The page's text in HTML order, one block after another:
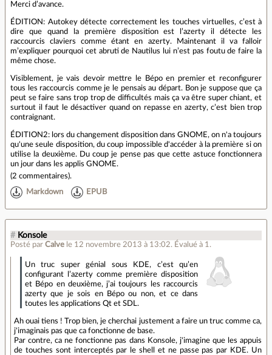
Merci d’avance.
ÉDITION: Autokey détecte correctement les touches virtuelles, c’est à
dire que quand la première disposition est l’azerty il détecte les
raccourcis claviers comme étant en azerty. Maintenant il va falloir
m’expliquer pourquoi cet abruti de Nautilus lui n’est pas foutu de faire la
même chose.
Visiblement, je vais devoir mettre le Bépo en premier et reconfigurer
tous les raccourcis comme je le pensais au départ. Bon je suppose que ça
peut se faire sans trop trop de difficultés mais ça va être super chiant, et
surtout il faut le désactiver quand on repasse en azerty, c’est bien trop
contraignant.
ÉDITION2: lors du changement disposition dans GNOME, on n'a toujours
qu'une seule disposition, du coup impossible d'accéder à la première si on
utilise la deuxième. Du coup je pense pas que cette astuce fonctionnera
un jour dans les applis GNOME.
(2 commentaires).
Markdown EPUB
# Konsole
Posté par Calve le 12 novembre 2013 à 13:02. Évalué à 1.
Un truc super génial sous KDE, c’est qu’en
configurant l’azerty comme première disposition
et Bépo en deuxième, j’ai toujours les raccourcis
azerty que je sois en Bépo ou non, et ce dans
toutes les applications Qt et SDL.
Ah ouai tiens ! Trop bien, je cherchai justement a faire un truc comme ca,
j'imaginais pas que ca fonctionne de base.
Par contre, ca ne fonctionne pas dans Konsole, j'imagine que les appuis
de touches sont interceptés par le shell et ne passe pas par KDE. Un